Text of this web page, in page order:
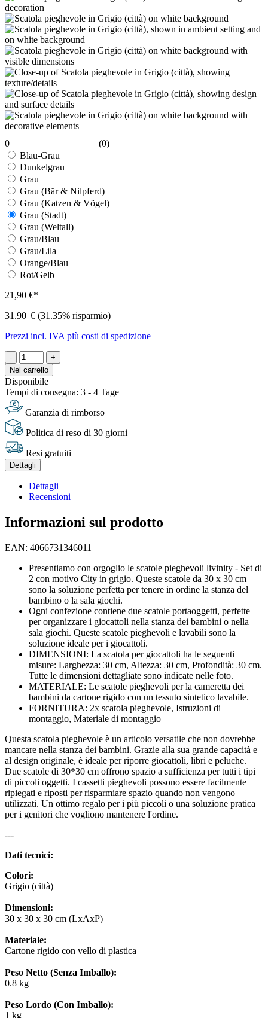
0
(0)
Blau-Grau
Dunkelgrau
Grau
Grau (Bär & Nilpferd)
Grau (Katzen & Vögel)
Grau (Stadt)
Grau (Weltall)
Grau/Blau
Grau/Lila
Orange/Blau
Rot/Gelb
21,90 €*
31.90 € (31.35% risparmio)
Prezzi incl. IVA più costi di spedizione
-
+
Nel carrello
Disponibile
Tempi di consegna: 3 - 4 Tage
Garanzia di rimborso
Politica di reso di 30 giorni
Resi gratuiti
Dettagli
Dettagli
Recensioni
Informazioni sul prodotto
EAN: 4066731346011
Presentiamo con orgoglio le scatole pieghevoli livinity - Set di
2 con motivo City in grigio. Queste scatole da 30 x 30 cm
sono la soluzione perfetta per tenere in ordine la stanza del
bambino o la sala giochi.
Ogni confezione contiene due scatole portaoggetti, perfette
per organizzare i giocattoli nella stanza dei bambini o nella
sala giochi. Queste scatole pieghevoli e lavabili sono la
soluzione ideale per i giocattoli.
DIMENSIONI: La scatola per giocattoli ha le seguenti
misure: Larghezza: 30 cm, Altezza: 30 cm, Profondità: 30 cm.
Tutte le dimensioni dettagliate sono indicate nelle foto.
MATERIALE: Le scatole pieghevoli per la cameretta dei
bambini da cartone rigido con un tessuto sintetico lavabile.
FORNITURA: 2x scatola pieghevole, Istruzioni di
montaggio, Materiale di montaggio
Questa scatola pieghevole è un articolo versatile che non dovrebbe
mancare nella stanza dei bambini. Grazie alla sua grande capacità e
al design originale, è ideale per riporre giocattoli, libri e peluche.
Due scatole di 30*30 cm offrono spazio a sufficienza per tutti i tipi
di piccoli oggetti. I cassetti pieghevoli possono essere facilmente
ripiegati e riposti per risparmiare spazio quando non vengono
utilizzati. Un ottimo regalo per i più piccoli o una soluzione pratica
per i genitori che vogliono mantenere l'ordine.
---
Dati tecnici:
Colori:
Grigio (città)
Dimensioni:
30 x 30 x 30 cm (LxAxP)
Materiale:
Cartone rigido con vello di plastica
Peso Netto (Senza Imballo):
0.8 kg
Peso Lordo (Con Imballo):
1 kg